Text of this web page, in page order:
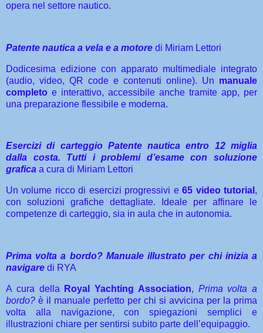
opera nel settore nautico.
Patente nautica a vela e a motore di Miriam Lettori
Dodicesima edizione con apparato multimediale integrato
(audio, video, QR code e contenuti online). Un manuale
completo e interattivo, accessibile anche tramite app, per
una preparazione flessibile e moderna.
Esercizi di carteggio Patente nautica entro 12 miglia
dalla costa. Tutti i problemi d’esame con soluzione
grafica a cura di Miriam Lettori
Un volume ricco di esercizi progressivi e65 video tutorial ,
con soluzioni grafiche dettagliate. Ideale per affinare le
competenze di carteggio, sia in aula che in autonomia.
Prima volta a bordo? Manuale illustrato per chi inizia a
navigare di RYA
A cura della Royal Yachting Association, Prima volta a
bordo? è il manuale perfetto per chi si avvicina per la prima
volta alla navigazione, con spiegazioni semplici e
illustrazioni chiare per sentirsi subito parte dell’equipaggio.